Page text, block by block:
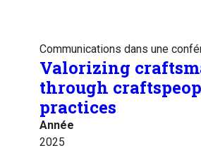
Communications dans une
Valorizing
through
practices
Année
2025